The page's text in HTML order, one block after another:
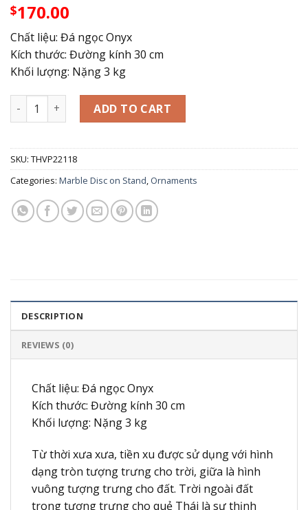
$170.00
Chất liệu: Đá ngọc Onyx
Kích thước: Đường kính 30 cm
Khối lượng: Nặng 3 kg
Đồng tiền, đồng điếu may mắn phong thủy chiêu nạp tài
ADD TO CART
SKU: THVP22118
Categories: Marble Disc on Stand, Ornaments
DESCRIPTION
REVIEWS (0)
Chất liệu: Đá ngọc Onyx
Kích thước: Đường kính 30 cm
Khối lượng: Nặng 3 kg
Từ thời xưa xưa, tiền xu được sử dụng với hình
dạng tròn tượng trưng cho trời, giữa là hình
vuông tượng trưng cho đất. Trời ngoài đất
trong tượng trưng cho quẻ Thái là sự thịnh